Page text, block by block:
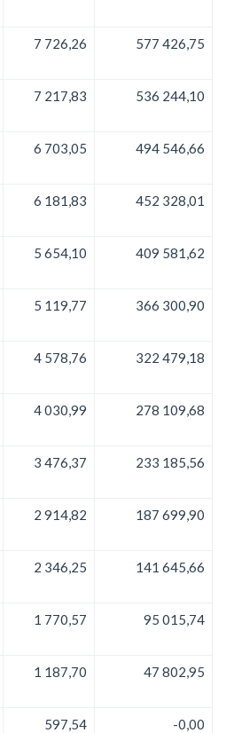
7 726,26 577 426,75
7 217,83 536 244,10
6 703,05 494 546,66
6 181,83 452 328,01
5 654,10 409 581,62
5 119,77 366 300,90
4 578,76 322 479,18
4 030,99 278 109,68
3 476,37 233 185,56
2 914,82 187 699,90
2 346,25 141 645,66
1 770,57 95 015,74
1 187,70 47 802,95
597,54 -0,00